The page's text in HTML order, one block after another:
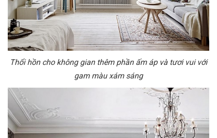
Thổi hồn cho không gian thêm phần ấm áp và tươi vui với
gam màu xám sáng